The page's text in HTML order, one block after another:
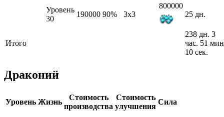
Уровень
30
190000 90% 3x3
800000
25 дн.
Итого
238 дн. 3
час. 51
10 сек.
Драконий
Уровень Жизнь
Стоимость
производства
Стоимость
улучшения
Сила